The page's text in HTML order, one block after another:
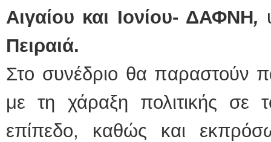
Αιγαίου και Ιονίου- ΔΑΦΝΗ,
Πειραιά.
Στο συνέδριο θα παραστούν
με τη χάραξη πολιτικής σε
επίπεδο, καθώς και